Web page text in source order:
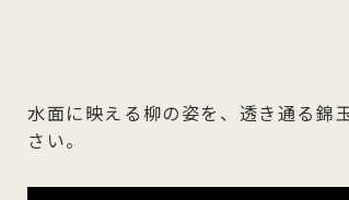
水面に映える柳の姿を、透き通る錦
さい。